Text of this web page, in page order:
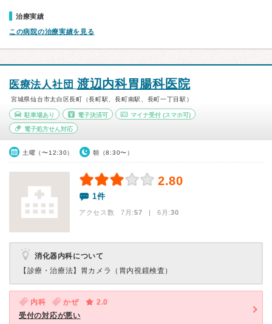
治療実績
この病院の治療実績を見る
医療法人社団 渡辺内科胃腸科医院
宮城県仙台市太白区長町（長町駅、長町南駅、長町一丁目駅）
駐車場あり 電子決済可 マイナ受付 (スマホ可)
電子処方せん対応
土曜（〜12:30） 朝（8:30〜）
2.80
1件
アクセス数 7月:57 | 6月:30
消化器内科について
【診療・治療法】 胃カメラ（胃内視鏡検査）
内科 かぜ
2.0
受付の対応が悪い